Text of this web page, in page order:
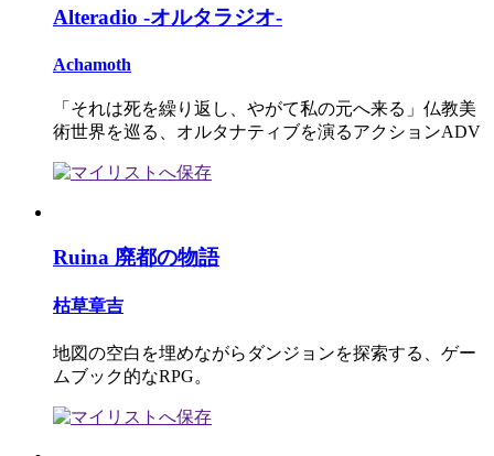
Alteradio -オルタラジオ-
Achamoth
「それは死を繰り返し、やがて私の元へ来る」仏教美
術世界を巡る、オルタナティブを演るアクションADV
Ruina 廃都の物語
枯草章吉
地図の空白を埋めながらダンジョンを探索する、ゲー
ムブック的なRPG。